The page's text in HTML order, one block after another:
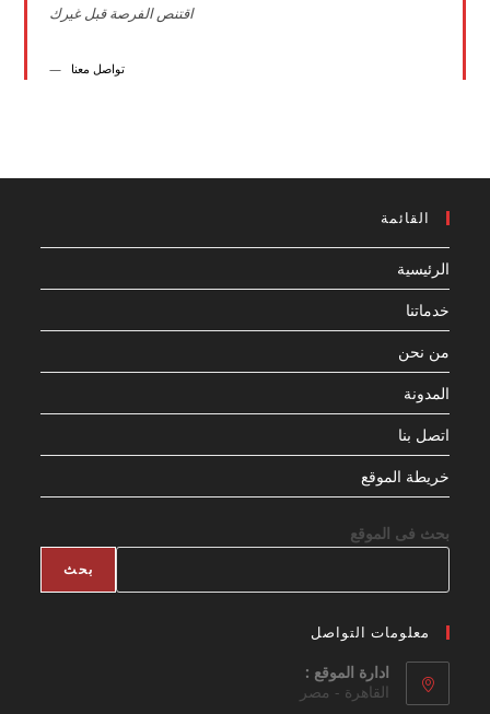
اقتنص الفرصة قبل غيرك
تواصل معنا
القائمة
الرئيسية
خدماتنا
من نحن
المدونة
اتصل بنا
خريطة الموقع
بحث فى الموقع
بحث
معلومات التواصل
ادارة الموقع :
القاهرة - مصر